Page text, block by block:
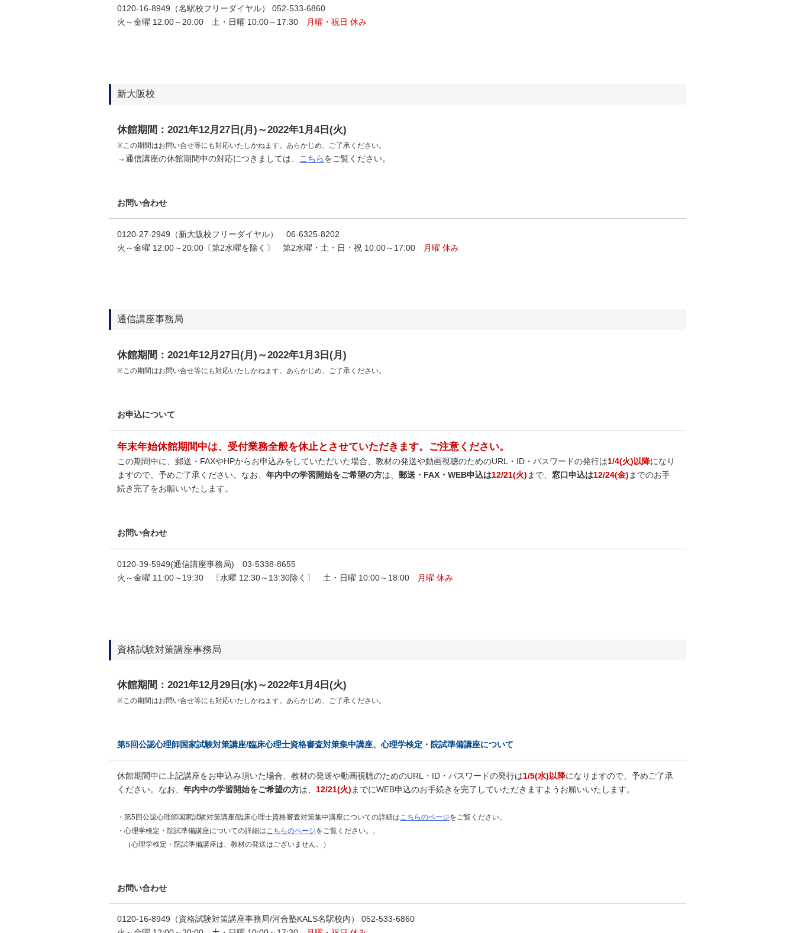
0120-16-8949（名駅校フリーダイヤル） 052-533-6860
火～金曜 12:00～20:00 土・日曜 10:00～17:30
月曜・祝日 休み
新大阪校
休館期間：2021年12月27日(月)～2022年1月4日(火)
※この期間はお問い合せ等にも対応いたしかねます。あらかじめ、ご了承ください。
→通信講座の休館期間中の対応につきましては、 こちらをご覧ください。
お問い合わせ
0120-27-2949（新大阪校フリーダイヤル） 06-6325-8202
火～金曜 12:00～20:00〔第2水曜を除く〕 第2水曜・土・日・祝 10:00～17:00
月曜 休み
通信講座事務局
休館期間：2021年12月27日(月)～2022年1月3日(月)
※この期間はお問い合せ等にも対応いたしかねます。あらかじめ、ご了承ください。
お申込について
年末年始休館期間中は、受付業務全般を休止とさせていただきます。ご注意ください。
この期間中に、郵送・FAXやHPからお申込みをしていただいた場合、教材の発送や動画視聴のためのURL・ID・パスワードの発行は1/4(火)以降になり
ますので、予めご了承ください。なお、年内中の学習開始をご希望の方は、郵送・FAX・WEB申込は12/21(火)まで、 窓口申込は12/24(金)までのお手
続き完了をお願いいたします。
お問い合わせ
0120-39-5949(通信講座事務局) 03-5338-8655
火～金曜 11:00～19:30 〔水曜 12:30～13:30除く〕 土・日曜 10:00～18:00
月曜 休み
資格試験対策講座事務局
休館期間：2021年12月29日(水)～2022年1月4日(火)
※この期間はお問い合せ等にも対応いたしかねます。あらかじめ、ご了承ください。
第5回公認心理師国家試験対策講座/臨床心理士資格審査対策集中講座、心理学検定・院試準備講座について
休館期間中に上記講座をお申込み頂いた場合、教材の発送や動画視聴のためのURL・ID・パスワードの発行は1/5(水)以降になりますので、予めご了承
ください。なお、年内中の学習開始をご希望の方は、 12/21(火) までにWEB申込のお手続きを完了していただきますようお願いいたします。
・第5回公認心理師国家試験対策講座/臨床心理士資格審査対策集中講座についての詳細は こちらのページをご覧ください。
・心理学検定・院試準備講座についての詳細は こちらのページをご覧ください。、
（心理学検定・院試準備講座は、教材の発送はございません。）
お問い合わせ
0120-16-8949（資格試験対策講座事務局/河合塾KALS名駅校内） 052-533-6860